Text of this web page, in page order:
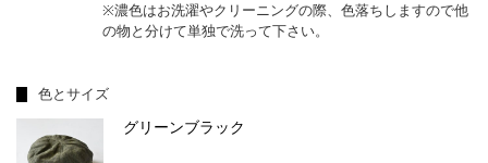
※濃色はお洗濯やクリーニングの際、色落ちしますので他
の物と分けて単独で洗って下さい。
色とサイズ
グリーンブラック